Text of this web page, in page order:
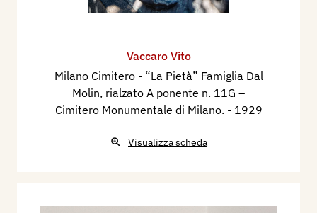
Vaccaro Vito
Milano Cimitero - “La Pietà” Famiglia Dal
Molin, rialzato A ponente n. 11G –
Cimitero Monumentale di Milano. - 1929
Visualizza scheda